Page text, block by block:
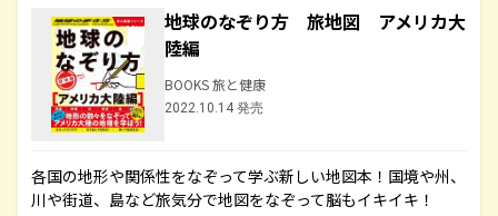
地球のなぞり方 旅地図 アメリカ大
陸編
BOOKS 旅と健康
2022.10.14 発売
各国の地形や関係性をなぞって学ぶ新しい地図本！国境や州、
川や街道、島など旅気分で地図をなぞって脳もイキイキ！